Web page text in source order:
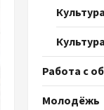
Работа с
Молодёжь